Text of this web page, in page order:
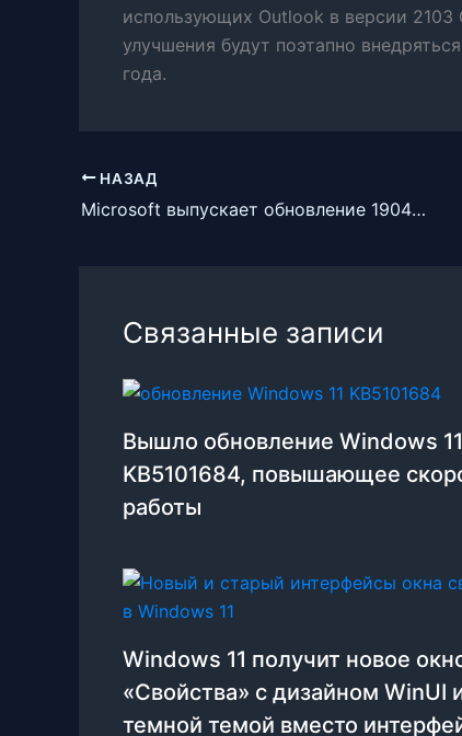
использующих Outlook в версии 2103
улучшения будут поэтапно
года.
НАЗАД
Microsoft выпускает обновление 19043.1023 (KB5003214) для Windows 10
Связанные записи
Вышло обновление Windows 11
KB5101684, повышающее
работы
Windows 11 получит новое
«Свойства» с дизайном WinUI
темной темой вместо